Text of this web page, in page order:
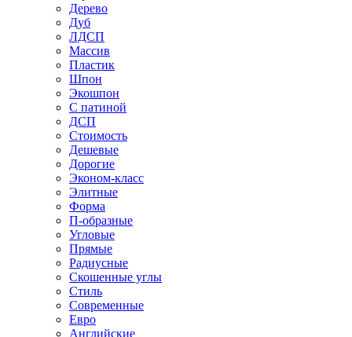
Дерево
Дуб
ЛДСП
Массив
Пластик
Шпон
Экошпон
С патиной
ДСП
Стоимость
Дешевые
Дорогие
Эконом-класс
Элитные
Форма
П-образные
Угловые
Прямые
Радиусные
Скошенные углы
Стиль
Современные
Евро
Английские